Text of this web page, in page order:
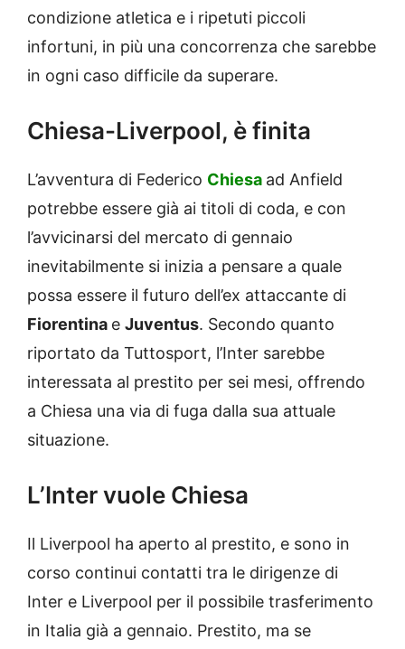
condizione atletica e i ripetuti piccoli
infortuni, in più una concorrenza che sarebbe
in ogni caso difficile da superare.
Chiesa-Liverpool, è finita
L’avventura di Federico Chiesa ad Anfield
potrebbe essere già ai titoli di coda, e con
l’avvicinarsi del mercato di gennaio
inevitabilmente si inizia a pensare a quale
possa essere il futuro dell’ex attaccante di
Fiorentina e Juventus. Secondo quanto
riportato da Tuttosport, l’Inter sarebbe
interessata al prestito per sei mesi, offrendo
a Chiesa una via di fuga dalla sua attuale
situazione.
L’Inter vuole Chiesa
Il Liverpool ha aperto al prestito, e sono in
corso continui contatti tra le dirigenze di
Inter e Liverpool per il possibile trasferimento
in Italia già a gennaio. Prestito, ma se